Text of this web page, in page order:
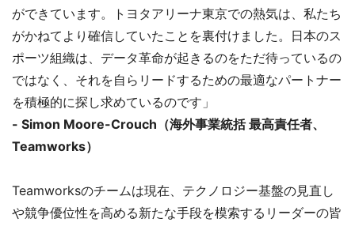
ができています。トヨタアリーナ東京での熱気は、私たち
がかねてより確信していたことを裏付けました。日本のス
ポーツ組織は、データ革命が起きるのをただ待っているの
ではなく、それを自らリードするための最適なパートナー
を積極的に探し求めているのです」
- Simon Moore-Crouch（海外事業統括 最高責任者、
Teamworks）
Teamworksのチームは現在、テクノロジー基盤の見直し
や競争優位性を高める新たな手段を模索するリーダーの皆